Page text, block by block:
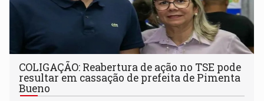
COLIGAÇÃO: Reabertura de ação no TSE pode
resultar em cassação de prefeita de Pimenta
Bueno